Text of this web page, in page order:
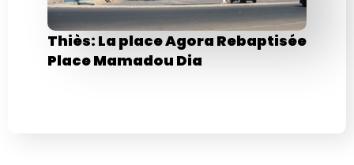
Thiès: La place Agora Rebaptisée
Place Mamadou Dia